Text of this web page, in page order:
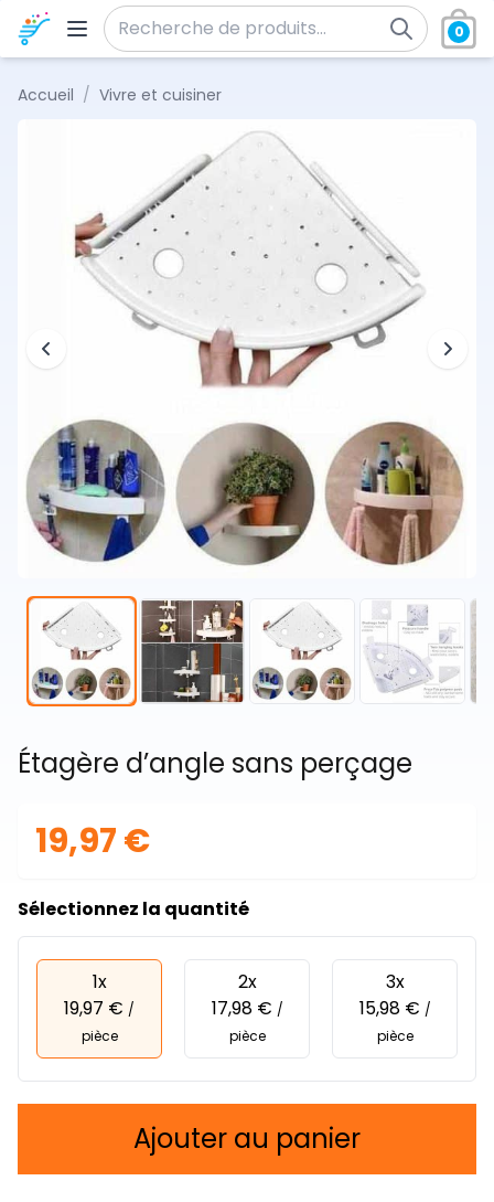
Aller au contenu
Recherche pour :
0
Accueil / Vivre et cuisiner
Étagère d’angle sans perçage
19,97 €
Sélectionnez la quantité
1x
19,97 € /
pièce
2x
17,98 € /
pièce
3x
15,98 € /
pièce
Ajouter au panier